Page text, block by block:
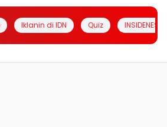
Iklanin di IDN Quiz INSIDENESIA